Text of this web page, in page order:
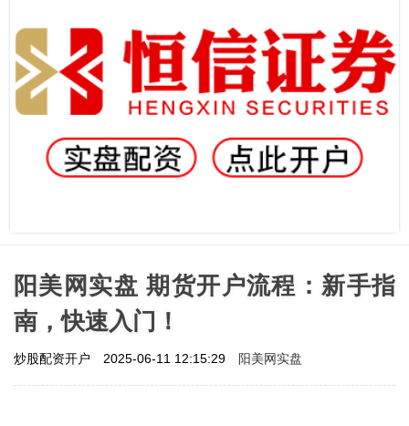
阳美网实盘 期货开户流程：新手指
南，快速入门！
炒股配资开户 2025-06-11 12:15:29 阳美网实盘